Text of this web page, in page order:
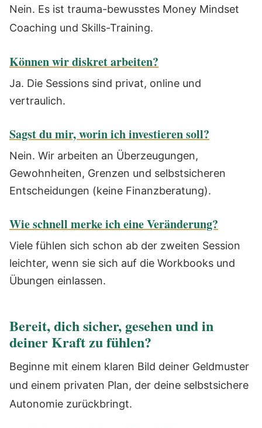
Nein. Es ist trauma-bewusstes Money Mindset
Coaching und Skills-Training.
Können wir diskret arbeiten?
Ja. Die Sessions sind privat, online und
vertraulich.
Sagst du mir, worin ich investieren soll?
Nein. Wir arbeiten an Überzeugungen,
Gewohnheiten, Grenzen und selbstsicheren
Entscheidungen (keine Finanzberatung).
Wie schnell merke ich eine Veränderung?
Viele fühlen sich schon ab der zweiten Session
leichter, wenn sie sich auf die Workbooks und
Übungen einlassen.
Bereit, dich sicher, gesehen und in
deiner Kraft zu fühlen?
Beginne mit einem klaren Bild deiner Geldmuster
und einem privaten Plan, der deine selbstsichere
Autonomie zurückbringt.